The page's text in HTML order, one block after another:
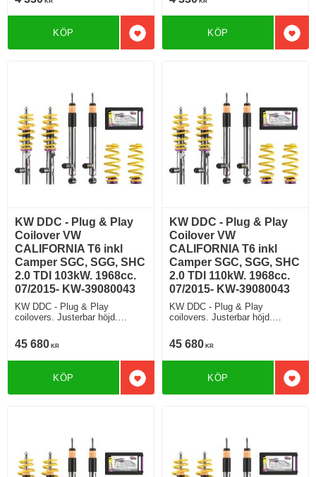
Lägg till i favoriter
KÖP KÖP
KW DDC - Plug & Play
Coilover VW
CALIFORNIA T6 inkl
Camper SGC, SGG, SHC
2.0 TDI 103kW. 1968cc.
07/2015- KW-39080043
KW DDC - Plug & Play
coilovers. Justerbar höjd.
Justerbar kompression. Modell
med elektroniska stötdämpare.
Normal chassi klämfäste T30
Modell med DCC
45 680 KR
Lägg till i favoriter
KÖP
KW DDC - Plug & Play
Coilover VW
CALIFORNIA T6 inkl
Camper SGC, SGG, SHC
2.0 TDI 110kW. 1968cc.
07/2015- KW-39080043
KW DDC - Plug & Play
coilovers. Justerbar höjd.
Justerbar kompression. Modell
med elektroniska stötdämpare.
Normal chassi klämfäste T30
Modell med DCC
45 680 KR
KÖP